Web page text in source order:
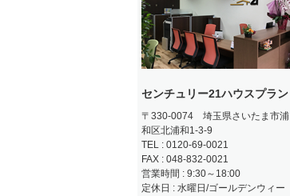
センチュリー21ハウスプラン
〒330-0074 埼玉県さいたま市浦
和区北浦和1-3-9
TEL : 0120-69-0021
FAX : 048-832-0021
営業時間 : 9:30～18:00
定休日 : 水曜日/ゴールデンウィー